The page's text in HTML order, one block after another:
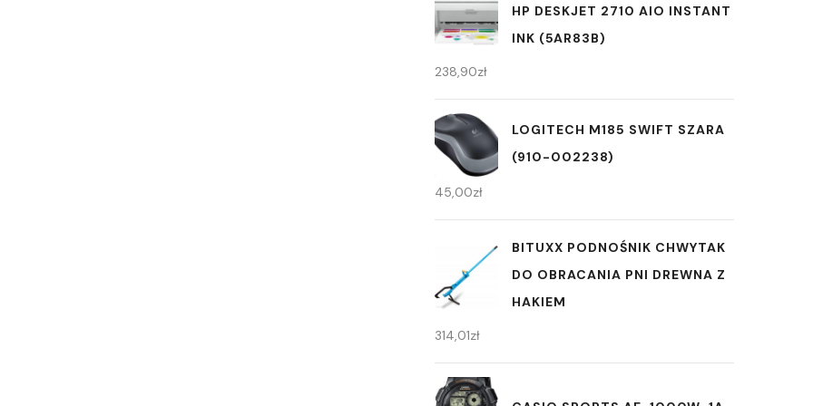
HP DESKJET 2710 AIO INSTANT
INK (5AR83B)
238,90zł
LOGITECH M185 SWIFT SZARA
(910-002238)
45,00zł
BITUXX PODNOŚNIK CHWYTAK
DO OBRACANIA PNI DREWNA Z
HAKIEM
314,01zł